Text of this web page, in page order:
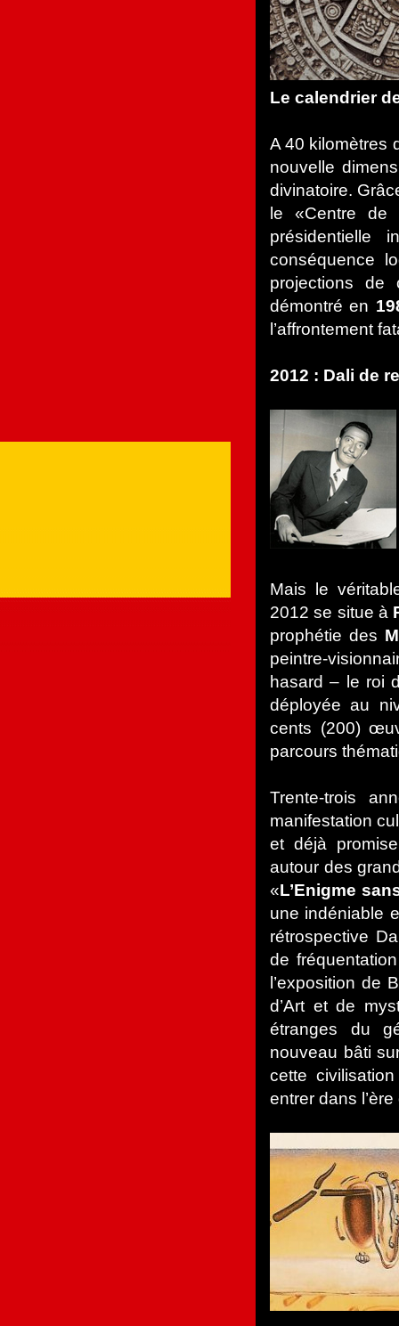
Le calendrier
A 40 kilomètres
nouvelle
divinatoire.
le «Centre de
présidentielle
conséquence
projections de
démontré en
l’affrontement
2012 : Dali de
Mais le
2012 se situe à
prophétie des
peintre-
hasard – le roi
déployée au
cents (200)
parcours
Trente-trois
manifestation
et déjà
autour des
«L’Enigme
une indéniable
rétrospective
de
l’exposition de
d’Art et de
étranges du
nouveau bâti
cette
entrer dans